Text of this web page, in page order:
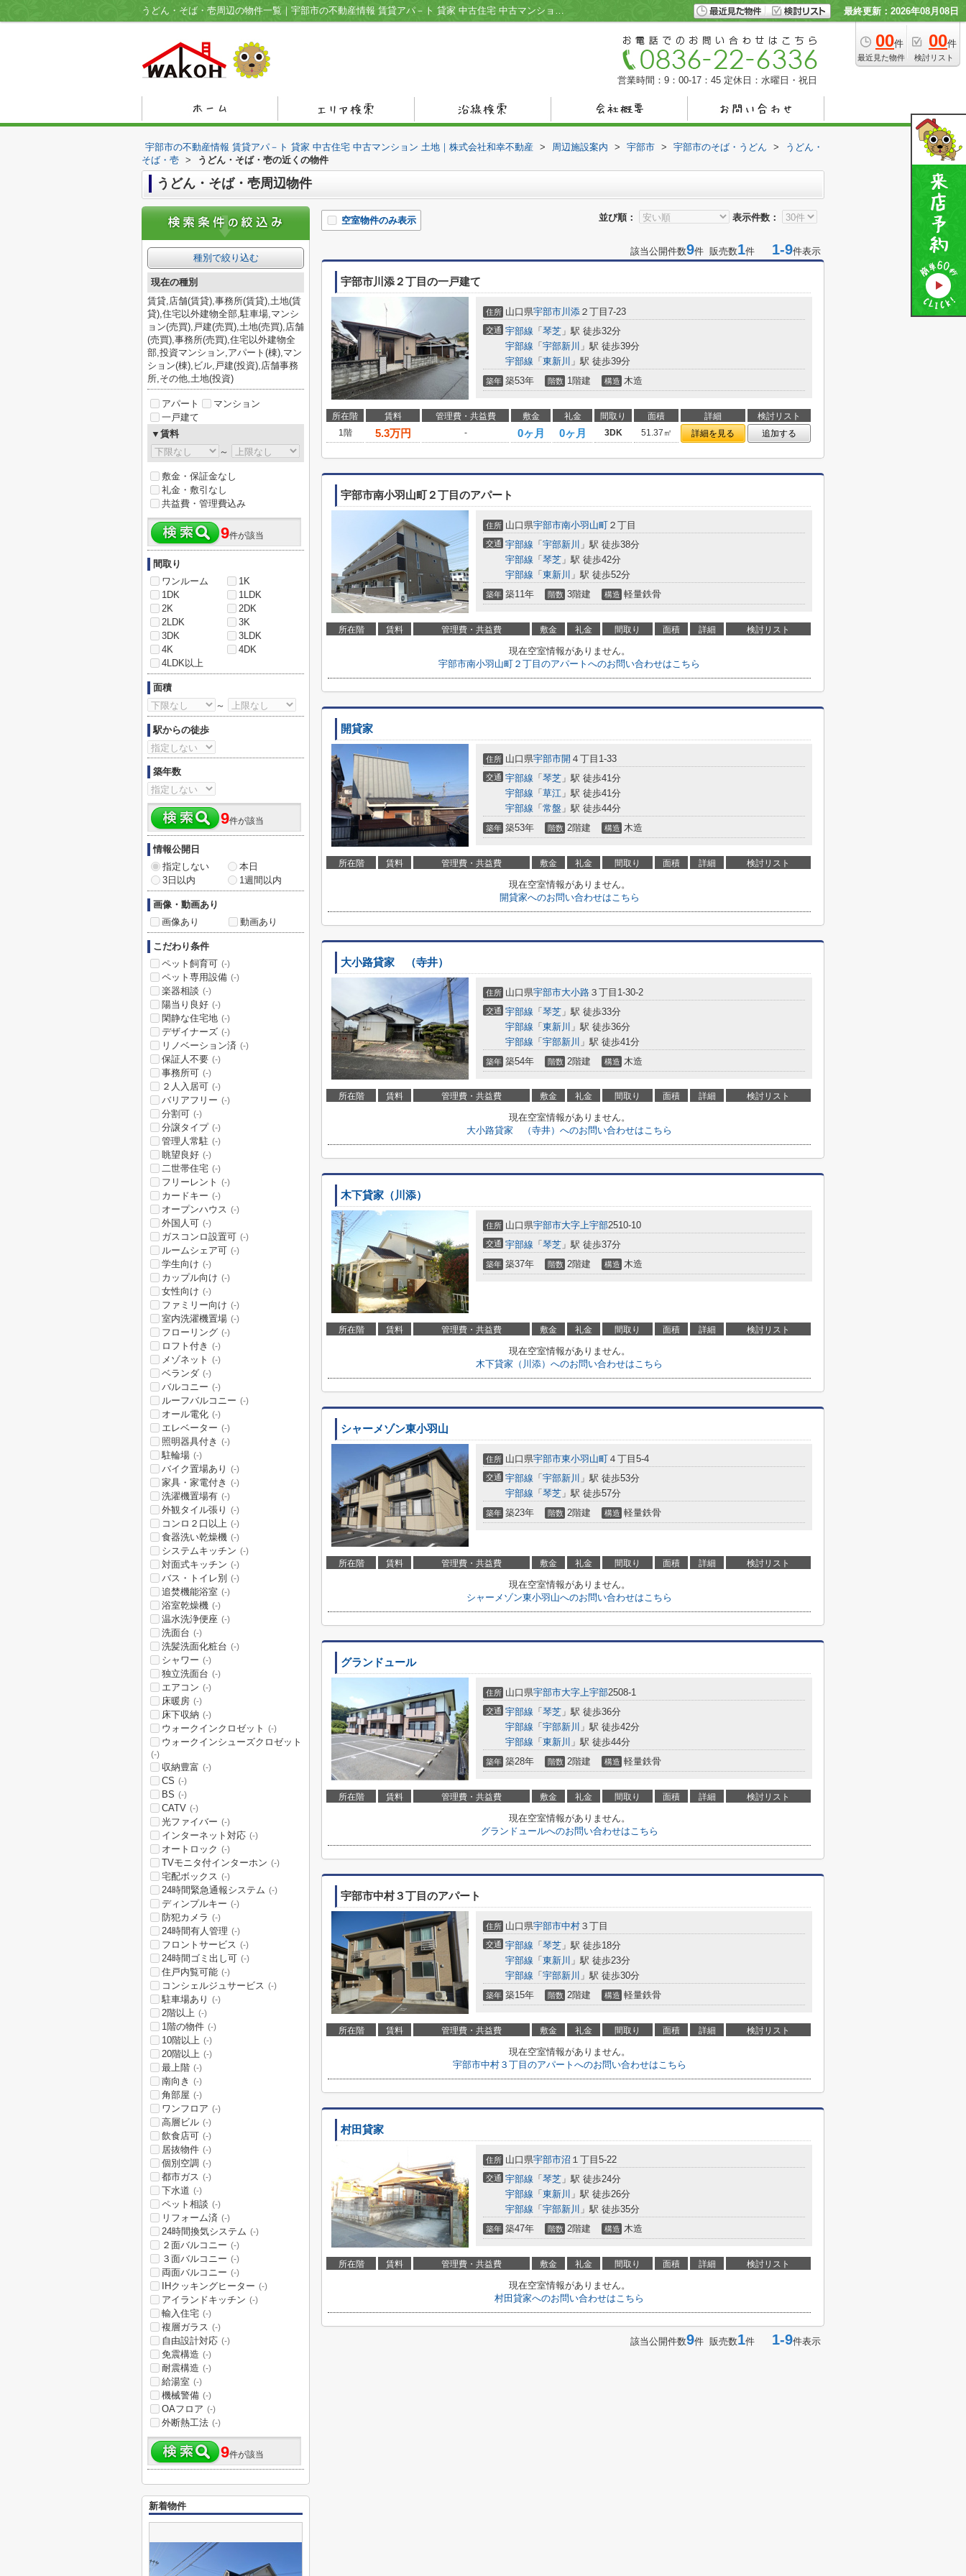
うどん・そば・壱周辺の物件一覧｜宇部市の不動産情報 賃貸アパ－ト 貸家 中古住宅 中古マンション 土地｜株式会社和幸不動産 最終更新：2026年08月08日
00件
最近見た物件
00件
検討リスト
営業時間：9：00-17：45 定休日：水曜日・祝日
宇部市の不動産情報 賃貸アパ－ト 貸家 中古住宅 中古マンション 土地｜株式会社和幸不動産 > 周辺施設案内 > 宇部市 > 宇部市のそば・うどん >
うどん・
そば・壱 > うどん・そば・壱の近くの物件
うどん・そば・壱周辺物件
並び順： 表示件数：
空室物件のみ表示
該当公開件数9件 販売数1件 1-9件表示
宇部市川添２丁目の一戸建て
住所 山口県宇部市川添 ２丁目7-23
交通 宇部線 「 琴芝 」駅 徒歩32分
宇部線 「 宇部新川 」駅 徒歩39分
宇部線 「 東新川 」駅 徒歩39分
築年 築53年 階数 1階建 構造 木造
所在階 賃料 管理費・共益費 敷金 礼金 間取り 面積 詳細
検討リスト
1階
5.3万円 - 0ヶ月 0ヶ月 3DK 51.37㎡ 詳細を見る 追加する
宇部市南小羽山町２丁目のアパート
住所 山口県宇部市南小羽山町 ２丁目
交通 宇部線 「 宇部新川 」駅 徒歩38分
宇部線 「 琴芝 」駅 徒歩42分
宇部線 「 東新川 」駅 徒歩52分
築年 築11年 階数 3階建 構造 軽量鉄骨
所在階 賃料 管理費・共益費 敷金 礼金 間取り 面積 詳細 検討リスト
現在空室情報がありません。
宇部市南小羽山町２丁目のアパートへのお問い合わせはこちら
開貸家
住所 山口県宇部市開 ４丁目1-33
交通 宇部線 「 琴芝 」駅 徒歩41分
宇部線 「 草江 」駅 徒歩41分
宇部線 「 常盤 」駅 徒歩44分
築年 築53年 階数 2階建 構造 木造
所在階 賃料 管理費・共益費 敷金 礼金 間取り 面積 詳細 検討リスト
現在空室情報がありません。
開貸家へのお問い合わせはこちら
大小路貸家 （寺井）
住所 山口県宇部市大小路 ３丁目1-30-2
交通 宇部線 「 琴芝 」駅 徒歩33分
宇部線 「 東新川 」駅 徒歩36分
宇部線 「 宇部新川 」駅 徒歩41分
築年 築54年 階数 2階建 構造 木造
所在階 賃料 管理費・共益費 敷金 礼金 間取り 面積 詳細 検討リスト
現在空室情報がありません。
大小路貸家 （寺井）へのお問い合わせはこちら
木下貸家（川添）
住所 山口県宇部市大字上宇部2510-10
交通 宇部線 「 琴芝 」駅 徒歩37分
築年 築37年 階数 2階建 構造 木造
所在階 賃料 管理費・共益費 敷金 礼金 間取り 面積 詳細 検討リスト
現在空室情報がありません。
木下貸家（川添）へのお問い合わせはこちら
シャーメゾン東小羽山
住所 山口県宇部市東小羽山町 ４丁目5-4
交通 宇部線 「 宇部新川 」駅 徒歩53分
宇部線 「 琴芝 」駅 徒歩57分
築年 築23年 階数 2階建 構造 軽量鉄骨
所在階 賃料 管理費・共益費 敷金 礼金 間取り 面積 詳細 検討リスト
現在空室情報がありません。
シャーメゾン東小羽山へのお問い合わせはこちら
グランドュール
住所 山口県宇部市大字上宇部2508-1
交通 宇部線 「 琴芝 」駅 徒歩36分
宇部線 「 宇部新川 」駅 徒歩42分
宇部線 「 東新川 」駅 徒歩44分
築年 築28年 階数 2階建 構造 軽量鉄骨
所在階 賃料 管理費・共益費 敷金 礼金 間取り 面積 詳細 検討リスト
現在空室情報がありません。
グランドュールへのお問い合わせはこちら
宇部市中村３丁目のアパート
住所 山口県宇部市中村 ３丁目
交通 宇部線 「 琴芝 」駅 徒歩18分
宇部線 「 東新川 」駅 徒歩23分
宇部線 「 宇部新川 」駅 徒歩30分
築年 築15年 階数 2階建 構造 軽量鉄骨
所在階 賃料 管理費・共益費 敷金 礼金 間取り 面積 詳細 検討リスト
現在空室情報がありません。
宇部市中村３丁目のアパートへのお問い合わせはこちら
村田貸家
住所 山口県宇部市沼 １丁目5-22
交通 宇部線 「 琴芝 」駅 徒歩24分
宇部線 「 東新川 」駅 徒歩26分
宇部線 「 宇部新川 」駅 徒歩35分
築年 築47年 階数 2階建 構造 木造
所在階 賃料 管理費・共益費 敷金 礼金 間取り 面積 詳細 検討リスト
現在空室情報がありません。
村田貸家へのお問い合わせはこちら
該当公開件数9件 販売数1件 1-9件表示
種別で絞り込む
現在の種別
賃貸,店舗(賃貸),事務所(賃貸),土地(賃
貸),住宅以外建物全部,駐車場,マンシ
ョン(売買),戸建(売買),土地(売買),店舗
(売買),事務所(売買),住宅以外建物全
部,投資マンション,アパート(棟),マン
ション(棟),ビル,戸建(投資),店舗事務
所,その他,土地(投資)
アパート
マンション
一戸建て
▼賃料
～
敷金・保証金なし
礼金・敷引なし
共益費・管理費込み
9件が該当
間取り
ワンルーム
1K
1DK
1LDK
2K
2DK
2LDK
3K
3DK
3LDK
4K
4DK
4LDK以上
面積
～
駅からの徒歩
築年数
9件が該当
情報公開日
指定しない
本日
3日以内
1週間以内
画像・動画あり
画像あり
動画あり
こだわり条件
ペット飼育可 (-)
ペット専用設備 (-)
楽器相談 (-)
陽当り良好 (-)
閑静な住宅地 (-)
デザイナーズ (-)
リノベーション済 (-)
保証人不要 (-)
事務所可 (-)
２人入居可 (-)
バリアフリー (-)
分割可 (-)
分譲タイプ (-)
管理人常駐 (-)
眺望良好 (-)
二世帯住宅 (-)
フリーレント (-)
カードキー (-)
オープンハウス (-)
外国人可 (-)
ガスコンロ設置可 (-)
ルームシェア可 (-)
学生向け (-)
カップル向け (-)
女性向け (-)
ファミリー向け (-)
室内洗濯機置場 (-)
フローリング (-)
ロフト付き (-)
メゾネット (-)
ベランダ (-)
バルコニー (-)
ルーフバルコニー (-)
オール電化 (-)
エレベーター (-)
照明器具付き (-)
駐輪場 (-)
バイク置場あり (-)
家具・家電付き (-)
洗濯機置場有 (-)
外観タイル張り (-)
コンロ２口以上 (-)
食器洗い乾燥機 (-)
システムキッチン (-)
対面式キッチン (-)
バス・トイレ別 (-)
追焚機能浴室 (-)
浴室乾燥機 (-)
温水洗浄便座 (-)
洗面台 (-)
洗髪洗面化粧台 (-)
シャワー (-)
独立洗面台 (-)
エアコン (-)
床暖房 (-)
床下収納 (-)
ウォークインクロゼット (-)
ウォークインシューズクロゼット
(-)
収納豊富 (-)
CS (-)
BS (-)
CATV (-)
光ファイバー (-)
インターネット対応 (-)
オートロック (-)
TVモニタ付インターホン (-)
宅配ボックス (-)
24時間緊急通報システム (-)
ディンプルキー (-)
防犯カメラ (-)
24時間有人管理 (-)
フロントサービス (-)
24時間ゴミ出し可 (-)
住戸内覧可能 (-)
コンシェルジュサービス (-)
駐車場あり (-)
2階以上 (-)
1階の物件 (-)
10階以上 (-)
20階以上 (-)
最上階 (-)
南向き (-)
角部屋 (-)
ワンフロア (-)
高層ビル (-)
飲食店可 (-)
居抜物件 (-)
個別空調 (-)
都市ガス (-)
下水道 (-)
ペット相談 (-)
リフォーム済 (-)
24時間換気システム (-)
２面バルコニー (-)
３面バルコニー (-)
両面バルコニー (-)
IHクッキングヒーター (-)
アイランドキッチン (-)
輸入住宅 (-)
複層ガラス (-)
自由設計対応 (-)
免震構造 (-)
耐震構造 (-)
給湯室 (-)
機械警備 (-)
OAフロア (-)
外断熱工法 (-)
9件が該当
新着物件